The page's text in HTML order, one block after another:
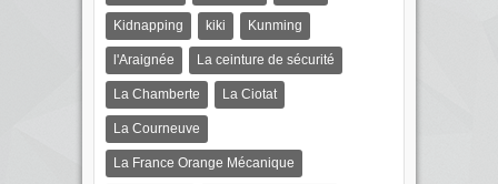
Kidnapping kiki Kunming
l'Araignée La ceinture de sécurité
La Chamberte La Ciotat
La Courneuve
La France Orange Mécanique